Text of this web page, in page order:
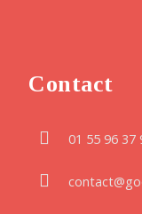
Contact
01 55 96 37